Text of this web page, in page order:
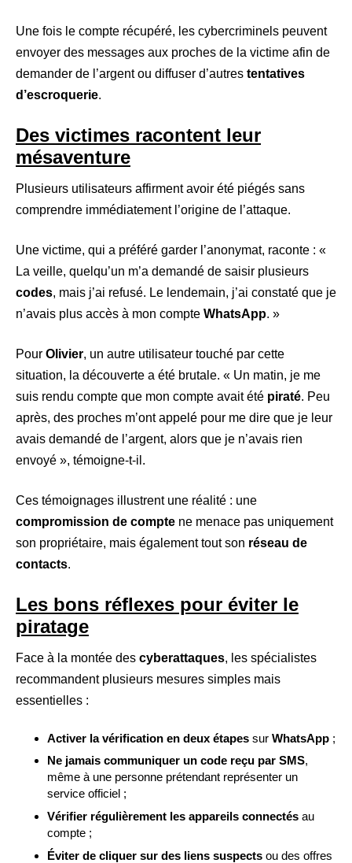
Une fois le compte récupéré, les cybercriminels peuvent
envoyer des messages aux proches de la victime afin de
demander de l’argent ou diffuser d’autres tentatives
d’escroquerie.
Des victimes racontent leur
mésaventure
Plusieurs utilisateurs affirment avoir été piégés sans
comprendre immédiatement l’origine de l’attaque.
Une victime, qui a préféré garder l’anonymat, raconte : «
La veille, quelqu’un m’a demandé de saisir plusieurs
codes, mais j’ai refusé. Le lendemain, j’ai constaté que je
n’avais plus accès à mon compte WhatsApp. »
Pour Olivier, un autre utilisateur touché par cette
situation, la découverte a été brutale. « Un matin, je me
suis rendu compte que mon compte avait été piraté. Peu
après, des proches m’ont appelé pour me dire que je leur
avais demandé de l’argent, alors que je n’avais rien
envoyé », témoigne-t-il.
Ces témoignages illustrent une réalité : une
compromission de compte ne menace pas uniquement
son propriétaire, mais également tout son réseau de
contacts.
Les bons réflexes pour éviter le
piratage
Face à la montée des cyberattaques, les spécialistes
recommandent plusieurs mesures simples mais
essentielles :
Activer la vérification en deux étapes sur WhatsApp ;
Ne jamais communiquer un code reçu par SMS,
même à une personne prétendant représenter un
service officiel ;
Vérifier régulièrement les appareils connectés au
compte ;
Éviter de cliquer sur des liens suspects ou des offres